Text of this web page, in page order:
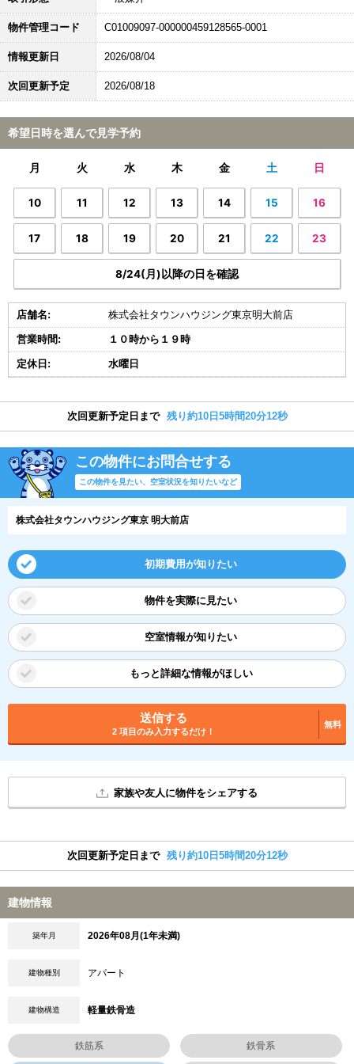
物件管理コード C01009097-000000459128565-0001
情報更新日 2026/08/04
次回更新予定 2026/08/18
希望日時を選んで見学予約
月 火 水 木 金 土 日
10 11 12 13 14 15 16
17 18 19 20 21 22 23
8/24(月)以降の日を確認
店舗名: 株式会社タウンハウジング東京明大前店
営業時間: １０時から１９時
定休日: 水曜日
次回更新予定日まで 残り約10日5時間20分11秒
この物件にお問合せする
この物件を見たい、空室状況を知りたいなど
株式会社タウンハウジング東京 明大前店
初期費用が知りたい
物件を実際に見たい
空室情報が知りたい
もっと詳細な情報がほしい
送信する
2 項目のみ入力するだけ！
無料
家族や友人に物件をシェアする
次回更新予定日まで 残り約10日5時間20分11秒
建物情報
築年月 2026年08月(1年未満)
建物種別 アパート
建物構造 軽量鉄骨造
鉄筋系 鉄骨系